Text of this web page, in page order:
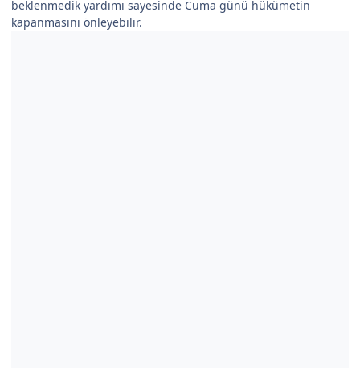
beklenmedik yardımı sayesinde Cuma günü hükümetin
kapanmasını önleyebilir.